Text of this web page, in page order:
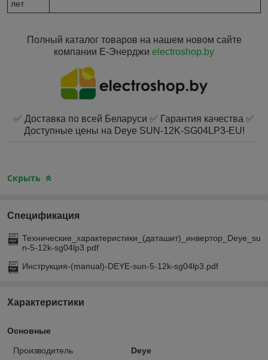
лет
Полный каталог товаров на нашем новом сайте
компании Е-Энерджи electroshop.by
✅ Доставка по всей Беларуси ✅ Гарантия качества ✅
Доступные цены на Deye SUN-12K-SG04LP3-EU!
Скрыть
Спецификация
Технические_характеристики_(даташит)_инвертор_Deye_su
n-5-12k-sg04lp3.pdf
Инструкция-(manual)-DEYE-sun-5-12k-sg04lp3.pdf
Характеристики
Основные
Производитель
Deye